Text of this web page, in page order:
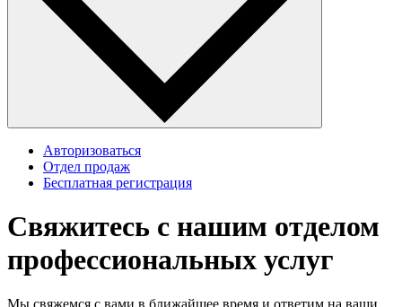
Авторизоваться
Отдел продаж
Бесплатная регистрация
Свяжитесь с нашим отделом
профессиональных услуг
Мы свяжемся с вами в ближайшее время и ответим на ваши